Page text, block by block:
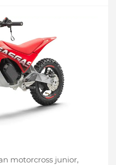
motorcross junior,